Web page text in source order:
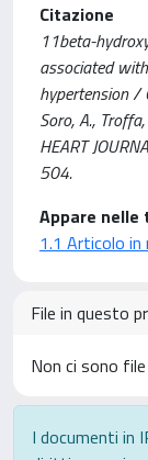
Citazione
11beta-
associated
hypertension /
Soro, A.,
HEART
504.
Appare nelle
1.1 Articolo
File in questo
Non ci sono
I documenti in